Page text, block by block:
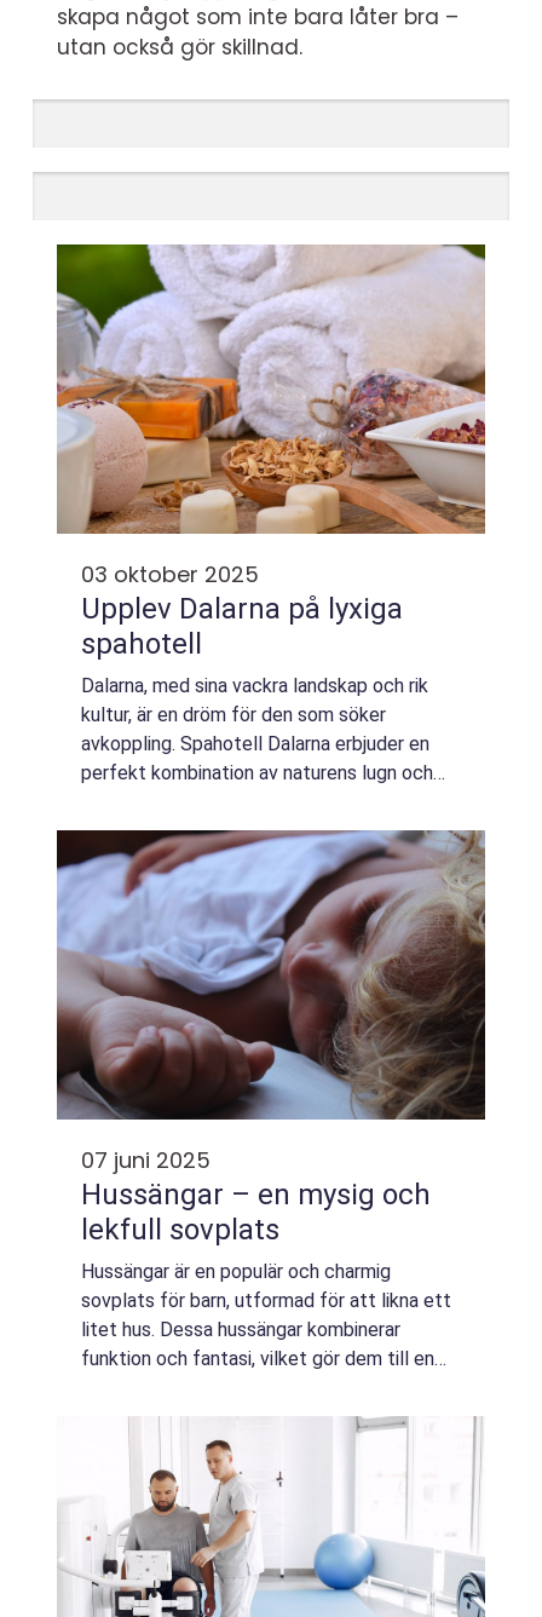
skapa något som inte bara låter bra –
utan också gör skillnad.
03 oktober 2025
Upplev Dalarna på lyxiga
spahotell
Dalarna, med sina vackra landskap och rik
kultur, är en dröm för den som söker
avkoppling. Spahotell Dalarna erbjuder en
perfekt kombination av naturens lugn och
ladda batter...
07 juni 2025
Hussängar – en mysig och
lekfull sovplats
Hussängar är en populär och charmig
sovplats för barn, utformad för att likna ett
litet hus. Dessa hussängar kombinerar
funktion och fantasi, vilket gör dem till en